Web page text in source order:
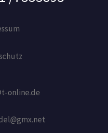
online.de